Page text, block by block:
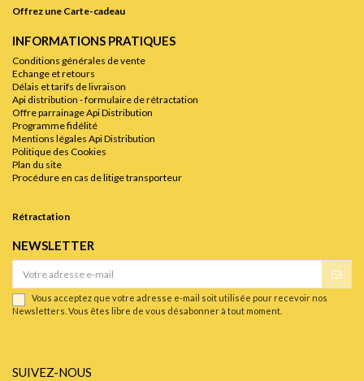
Offrez une Carte-cadeau
INFORMATIONS PRATIQUES
Conditions générales de vente
Echange et retours
Délais et tarifs de livraison
Api distribution - formulaire de rétractation
Offre parrainage Api Distribution
Programme fidélité
Mentions légales Api Distribution
Politique des Cookies
Plan du site
Procédure en cas de litige transporteur
Rétractation
NEWSLETTER
Vous acceptez que votre adresse e-mail soit utilisée pour recevoir nos
Newsletters. Vous êtes libre de vous désabonner à tout moment.
SUIVEZ-NOUS